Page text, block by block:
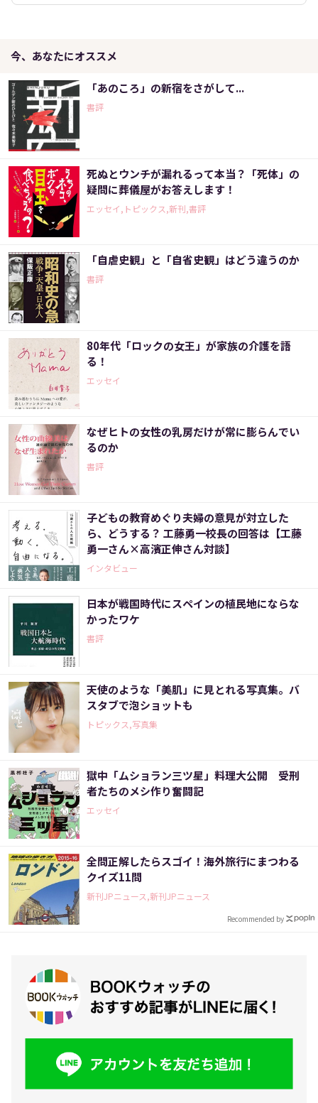
今、あなたにオススメ
「あのころ」の新宿をさがして...
書評
死ぬとウンチが漏れるって本当？「死体」の
疑問に葬儀屋がお答えします！
エッセイ,トピックス,新刊,書評
「自虐史観」と「自省史観」はどう違うのか
書評
80年代「ロックの女王」が家族の介護を語
る！
エッセイ
なぜヒトの女性の乳房だけが常に膨らんでい
るのか
書評
子どもの教育めぐり夫婦の意見が対立した
ら、どうする？ 工藤勇一校長の回答は【工藤
勇一さん×高濱正伸さん対談】
インタビュー
日本が戦国時代にスペインの植民地にならな
かったワケ
書評
天使のような「美肌」に見とれる写真集。バ
スタブで泡ショットも
トピックス,写真集
獄中「ムショラン三ツ星」料理大公開 受刑
者たちのメシ作り奮闘記
エッセイ
全問正解したらスゴイ！海外旅行にまつわる
クイズ11問
新刊JPニュース,新刊JPニュース
Recommended by